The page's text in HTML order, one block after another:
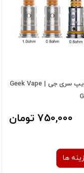
کویل گیک ویپ سری جی | Geek Vape
750,000 تومان
ها